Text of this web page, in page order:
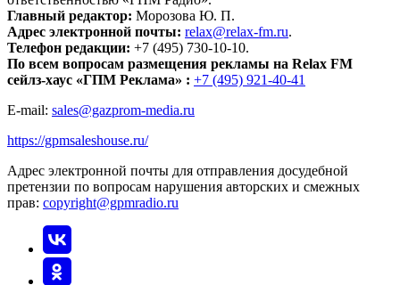
Главный редактор: Морозова Ю. П.
Адрес электронной почты: relax@relax-fm.ru.
Телефон редакции: +7 (495) 730-10-10.
По всем вопросам размещения рекламы на Relax FM
сейлз-хаус «ГПМ Реклама» : +7 (495) 921-40-41
E-mail: sales@gazprom-media.ru
https://gpmsaleshouse.ru/
Адрес электронной почты для отправления досудебной
претензии по вопросам нарушения авторских и смежных
прав: copyright@gpmradio.ru